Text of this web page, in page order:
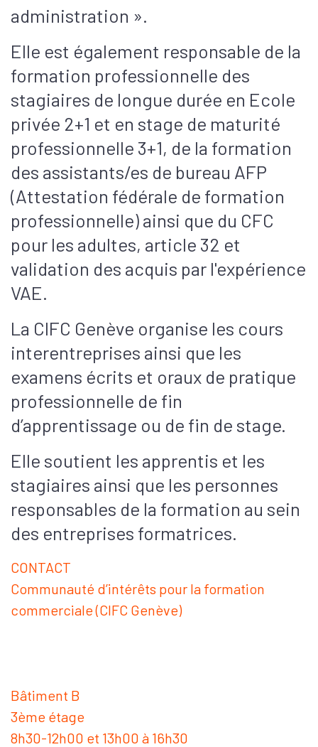
administration ».
Elle est également responsable de la
formation professionnelle des
stagiaires de longue durée en Ecole
privée 2+1 et en stage de maturité
professionnelle 3+1, de la formation
des assistants/es de bureau AFP
(Attestation fédérale de formation
professionnelle) ainsi que du CFC
pour les adultes, article 32 et
validation des acquis par l'expérience
VAE.
La CIFC Genève organise les cours
interentreprises ainsi que les
examens écrits et oraux de pratique
professionnelle de fin
d’apprentissage ou de fin de stage.
Elle soutient les apprentis et les
stagiaires ainsi que les personnes
responsables de la formation au sein
des entreprises formatrices.
CONTACT
Communauté d’intérêts pour la formation
commerciale (CIFC Genève)
Bâtiment B
3ème étage
8h30-12h00 et 13h00 à 16h30